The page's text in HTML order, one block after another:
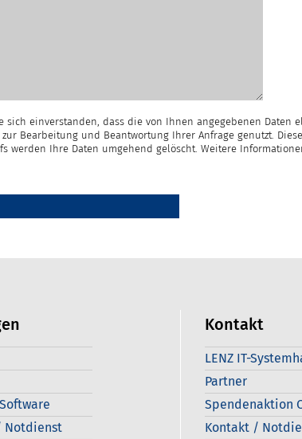
einverstanden, dass die von Ihnen angegebenen Daten
Bearbeitung und Beantwortung Ihrer Anfrage genutzt.
Ihre Daten umgehend gelöscht. Weitere
Notdienst
Kontakt
LENZ IT-
Partner
Spendenaktion
Kontakt /